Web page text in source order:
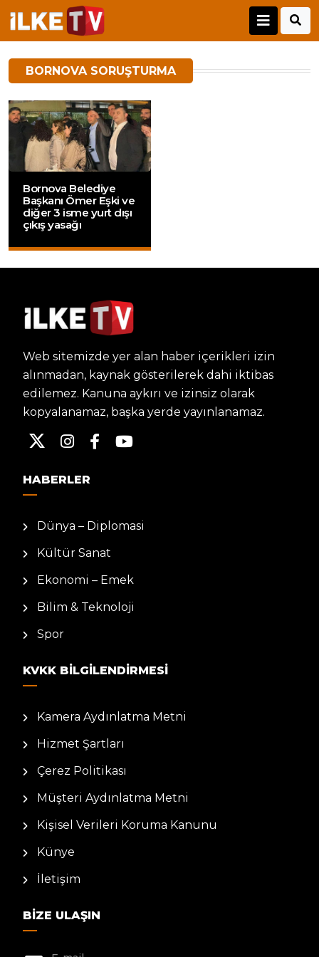
BORNOVA SORUŞTURMA
Bornova Belediye
Başkanı Ömer Eşki ve
diğer 3 isme yurt dışı
çıkış yasağı
Web sitemizde yer alan haber içerikleri izin
alınmadan, kaynak gösterilerek dahi iktibas
edilemez. Kanuna aykırı ve izinsiz olarak
kopyalanamaz, başka yerde yayınlanamaz.
HABERLER
Dünya – Diplomasi
Kültür Sanat
Ekonomi – Emek
Bilim & Teknoloji
Spor
KVKK BILGILENDIRMESI
Kamera Aydınlatma Metni
Hizmet Şartları
Çerez Politikası
Müşteri Aydınlatma Metni
Kişisel Verileri Koruma Kanunu
Künye
İletişim
BIZE ULAŞIN